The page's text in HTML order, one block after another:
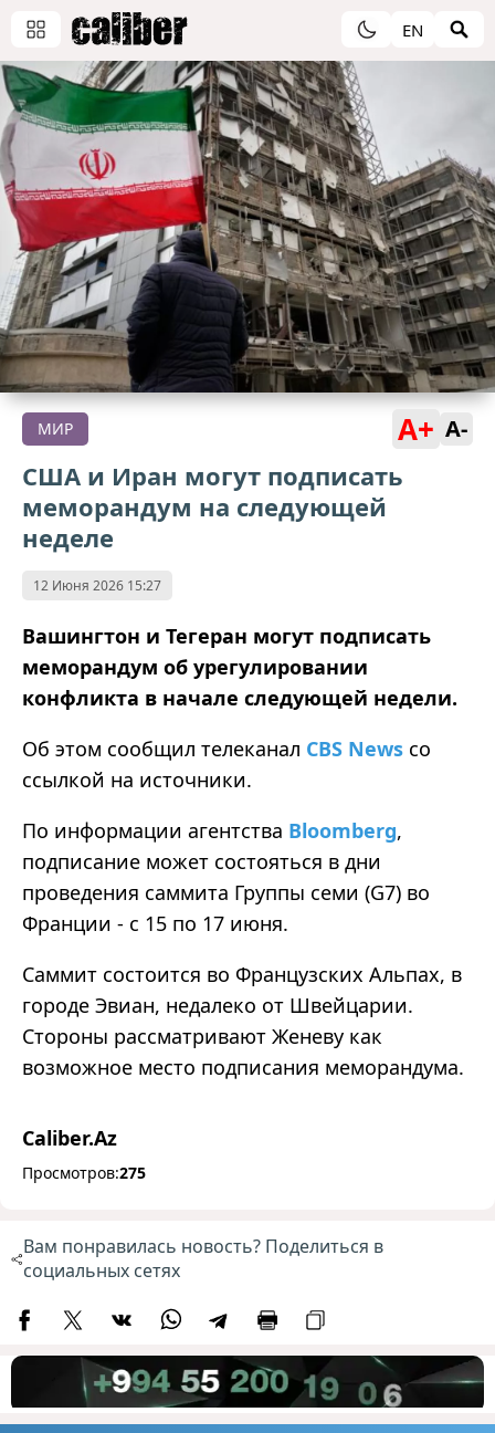
EN
МИР A+ A-
США и Иран могут подписать
меморандум на следующей
неделе
12 Июня 2026 15:27
Вашингтон и Тегеран могут подписать
меморандум об урегулировании
конфликта в начале следующей недели.
Об этом сообщил телеканал CBS News со
ссылкой на источники.
По информации агентства Bloomberg,
подписание может состояться в дни
проведения саммита Группы семи (G7) во
Франции - с 15 по 17 июня.
Саммит состоится во Французских Альпах, в
городе Эвиан, недалеко от Швейцарии.
Стороны рассматривают Женеву как
возможное место подписания меморандума.
Caliber.Az
Просмотров:275
Вам понравилась новость? Поделиться в
социальных сетях